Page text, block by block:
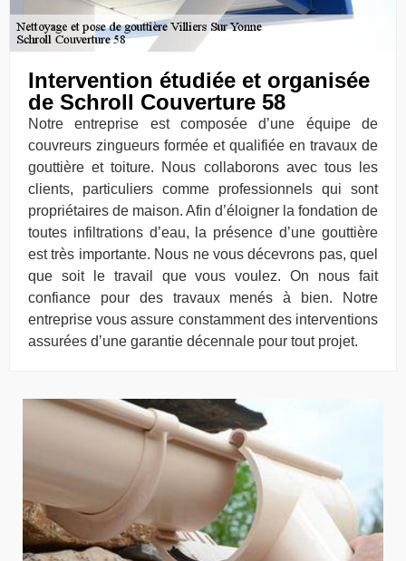
Intervention étudiée et organisée
de Schroll Couverture 58
Notre entreprise est composée d’une équipe de
couvreurs zingueurs formée et qualifiée en travaux de
gouttière et toiture. Nous collaborons avec tous les
clients, particuliers comme professionnels qui sont
propriétaires de maison. Afin d’éloigner la fondation de
toutes infiltrations d’eau, la présence d’une gouttière
est très importante. Nous ne vous décevrons pas, quel
que soit le travail que vous voulez. On nous fait
confiance pour des travaux menés à bien. Notre
entreprise vous assure constamment des interventions
assurées d’une garantie décennale pour tout projet.